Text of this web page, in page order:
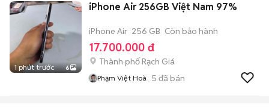
1 phút trước 6
iPhone Air 256GB Việt Nam 97%
iPhone Air 256 GB Còn bảo hành
17.700.000 đ
Thành phố Rạch Giá
Phạm Việt Hoà 5 đã bán